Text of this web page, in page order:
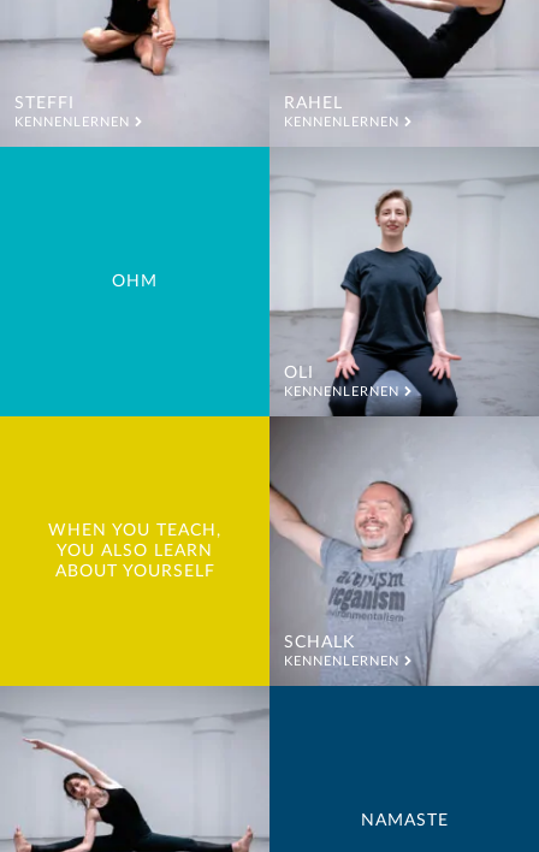
STEFFI
KENNENLERNEN
RAHEL
KENNENLERNEN
OHM
OLI
KENNENLERNEN
WHEN YOU TEACH,
YOU ALSO LEARN
ABOUT YOURSELF
SCHALK
KENNENLERNEN
NAMASTE